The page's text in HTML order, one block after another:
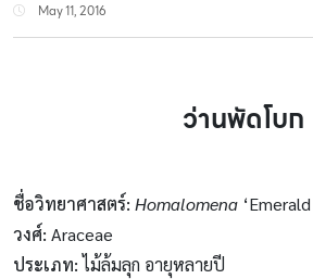
May 11, 2016
ว่านพัดโบก
ชื่อวิทยาศาสตร์: Homalomena
วงศ์: Araceae
ประเภท:ไม้ล้มลุก อายุหลายปี